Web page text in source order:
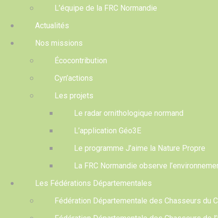
L’équipe de la FRC Normandie
Actualités
Nos missions
Écocontribution
Cyn’actions
Les projets
Le radar ornithologique normand
L’application Géo3E
Le programme J’aime la Nature Propre
La FRC Normandie observe
Les Fédérations Départementales
Fédération Départementale des Chasseurs du